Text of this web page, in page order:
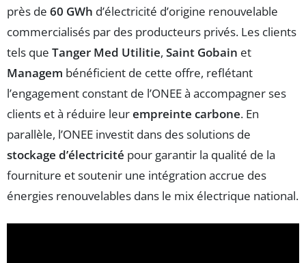
près de 60 GWh d’électricité d’origine renouvelable
commercialisés par des producteurs privés. Les clients
tels que Tanger Med Utilitie, Saint Gobain et
Managem bénéficient de cette offre, reflétant
l’engagement constant de l’ONEE à accompagner ses
clients et à réduire leurempreinte carbone. En
parallèle, l’ONEE investit dans des solutions de
stockage d’électricité pour garantir la qualité de la
fourniture et soutenir une intégration accrue des
énergies renouvelables dans le mix électrique national.